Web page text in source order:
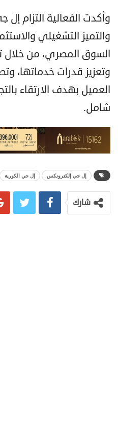
وأكدت الفعالية التزام إل
والتميز التشغيلي
السوق المصري، من خلال
وتعزيز قدرات خدماتها،
العميل بهدف الارتقاء
شامل.
إل جي إلكترونكس إل جي الكورية
شارك